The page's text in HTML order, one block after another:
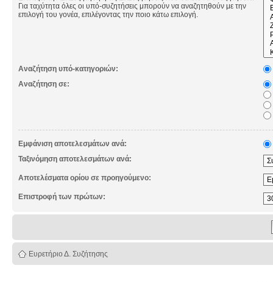
Για ταχύτητα όλες οι υπό-συζητήσεις μπορούν να αναζητηθούν με την
επιλογή του γονέα, επιλέγοντας την ποιο κάτω επιλογή.
Αναζήτηση υπό-κατηγοριών:
Αναζήτηση σε:
Εμφάνιση αποτελεσμάτων ανά:
Ταξινόμηση αποτελεσμάτων ανά:
Αποτελέσματα ορίου σε προηγούμενο:
Επιστροφή των πρώτων:
Ευρετήριο Δ. Συζήτησης